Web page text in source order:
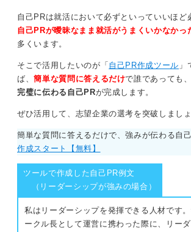
自己PRは就活において必ずといっていいほど
自己PRが曖昧なまま就活がうまくいかなかっ
多くいます。
そこで活用したいのが「 自己PR作成ツール 」
ば、簡単な質問に答えるだけで誰であっても、
完璧に伝わる自己PRが完成します。
ぜひ活用して、志望企業の選考を突破しましょ
簡単な質問に答えるだけで、強みが伝わる自
作成スタート【無料】
ツールで作成した自己PR例文
（リーダーシップが強みの場合）
私はリーダーシップを発揮できる人材です
ークル長として運営に携わった際に、リー